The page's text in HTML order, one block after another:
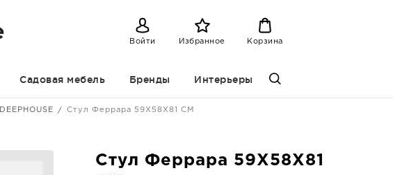
Войти Избранное Корзина
Садовая мебель Бренды Интерьеры
DEEPHOUSE Стул Феррара 59X58X81 CM
Стул Феррара 59X58X81